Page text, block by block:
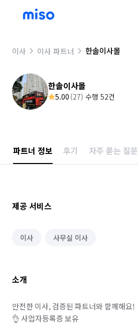
이사 이사 파트너 한솔이사몰
한솔이사몰
5.00 (27) 수행 52건
파트너 정보 후기 자주 묻는 질문
제공 서비스
이사 사무실 이사
소개
안전한 이사, 검증된 파트너와 함께해요!
👌 사업자등록증 보유